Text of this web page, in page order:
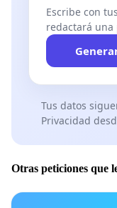
Escribe con
redactará
Tus datos
Privacidad
Otras peticiones que